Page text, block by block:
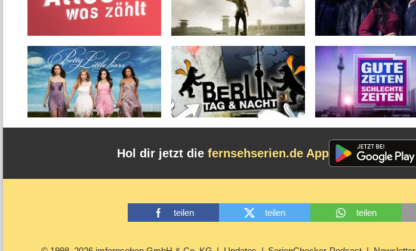
Hol dir jetzt die fernsehserien.de App
teilen teilen teilen